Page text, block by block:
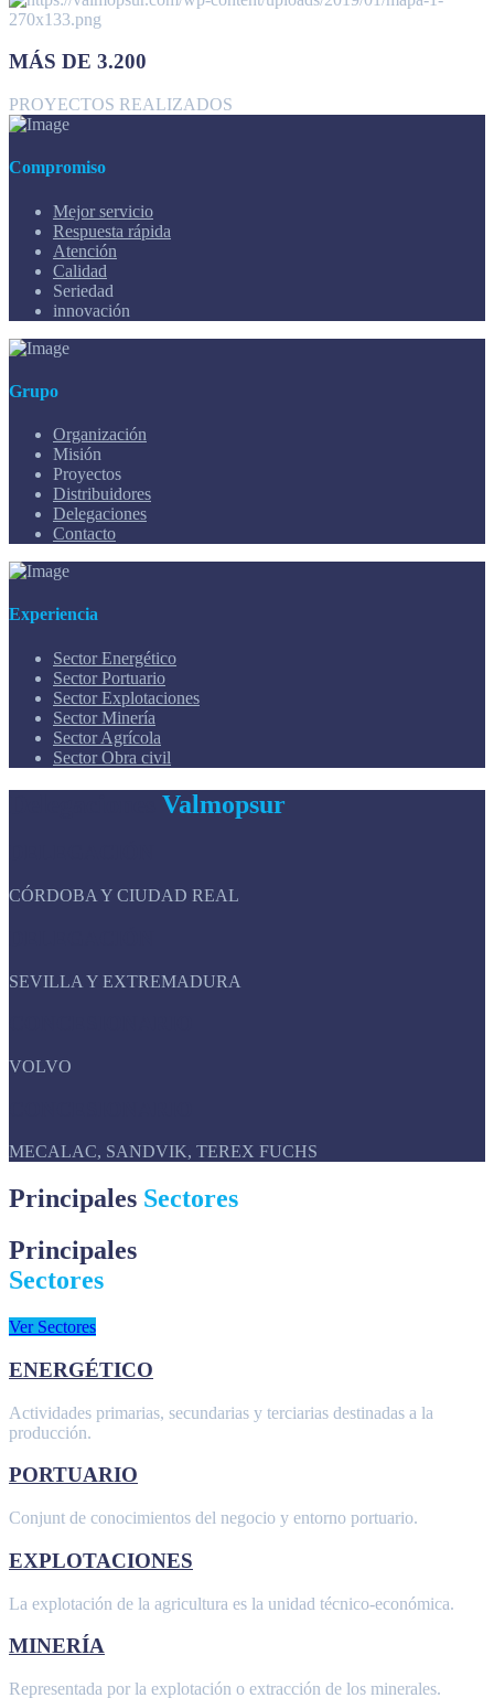
MÁS DE 3.200
PROYECTOS REALIZADOS
Compromiso
Mejor servicio
Respuesta rápida
Atención
Calidad
Seriedad
innovación
Grupo
Organización
Misión
Proyectos
Distribuidores
Delegaciones
Contacto
Experiencia
Sector Energético
Sector Portuario
Sector Explotaciones
Sector Minería
Sector Agrícola
Sector Obra civil
Valmopsur
CÓRDOBA Y CIUDAD REAL
SEVILLA Y EXTREMADURA
VOLVO
MECALAC, SANDVIK, TEREX FUCHS
Principales Sectores
Principales
Sectores
Ver Sectores
ENERGÉTICO
Actividades primarias, secundarias y terciarias destinadas a la
producción.
PORTUARIO
Conjunt de conocimientos del negocio y entorno portuario.
EXPLOTACIONES
La explotación de la agricultura es la unidad técnico-económica.
MINERÍA
Representada por la explotación o extracción de los minerales.